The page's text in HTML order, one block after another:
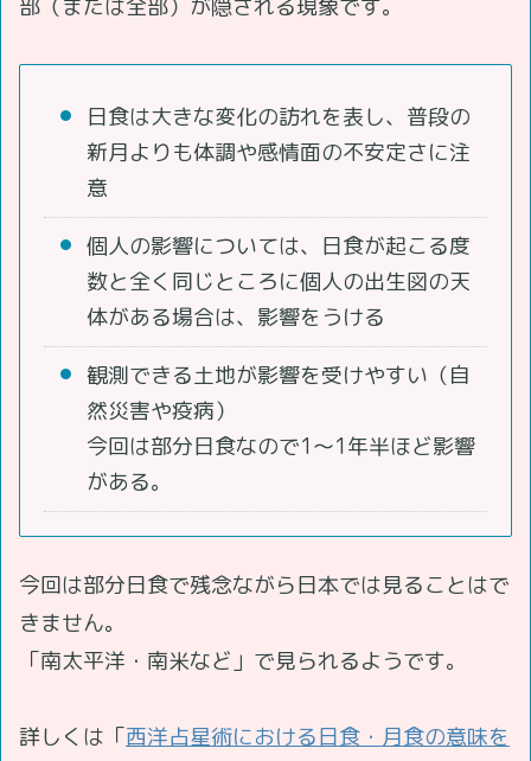
部（または全部）が隠される現象です。
日食は大きな変化の訪れを表し、普段の
新月よりも体調や感情面の不安定さに注
意
個人の影響については、日食が起こる度
数と全く同じところに個人の出生図の天
体がある場合は、影響をうける
観測できる土地が影響を受けやすい（自
然災害や疫病）
今回は部分日食なので1～1年半ほど影響
がある。
今回は部分日食で残念ながら日本では見ることはで
きません。
「南太平洋・南米など」で見られるようです。
詳しくは「西洋占星術における日食・月食の意味を